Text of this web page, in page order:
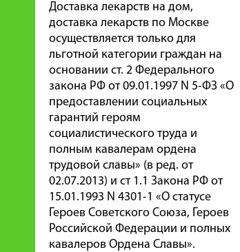
Доставка лекарств на дом,
доставка лекарств по Москве
осуществляется только для
льготной категории граждан на
основании ст. 2 Федерального
закона РФ от 09.01.1997 N 5-ФЗ «О
предоставлении социальных
гарантий героям
социалистического труда и
полным кавалерам ордена
трудовой славы» (в ред. от
02.07.2013) и ст 1.1 Закона РФ от
15.01.1993 N 4301-1 «О статусе
Героев Советского Союза, Героев
Российской Федерации и полных
кавалеров Ордена Славы».